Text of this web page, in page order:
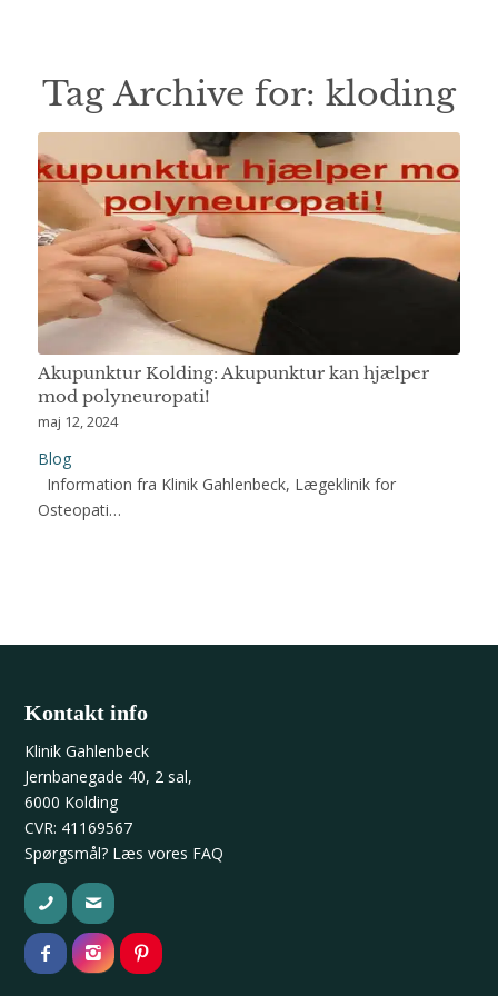
Tag Archive for: kloding
Akupunktur Kolding: Akupunktur kan hjælper
mod polyneuropati!
maj 12, 2024
Blog
Information fra Klinik Gahlenbeck, Lægeklinik for
Osteopati…
Kontakt info
Klinik Gahlenbeck
Jernbanegade 40, 2 sal,
6000 Kolding
CVR: 41169567
Spørgsmål? Læs vores FAQ